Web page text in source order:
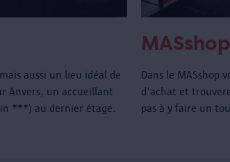
aussi un lieu idéal de
Anvers, un accueillant
***) au dernier étage.
MASshop
Dans le MASshop
d'achat et
pas à y faire un